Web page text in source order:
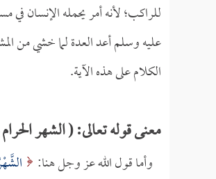
للراكب؛ لأنه أمر يحمله الإنسان
عليه وسلم أعد العدة لما خشي من
الكلام على هذه الآية.
معنى قوله تعالى: ( الشهر
وأما قول الله عز وجل هنا: